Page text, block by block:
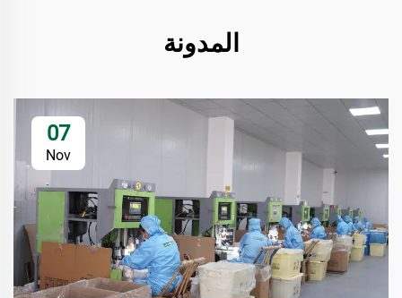
المدونة
07
Nov